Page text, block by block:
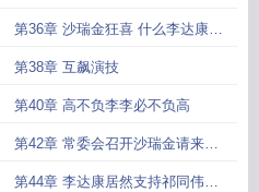
局我就找赵东来
第36章 沙瑞金狂喜 什么李达康居
然和高育良掐起来了
第38章 互飙演技
第40章 高不负李李必不负高
第42章 常委会召开沙瑞金请来外
援钱大炮
第44章 李达康居然支持祁同伟太